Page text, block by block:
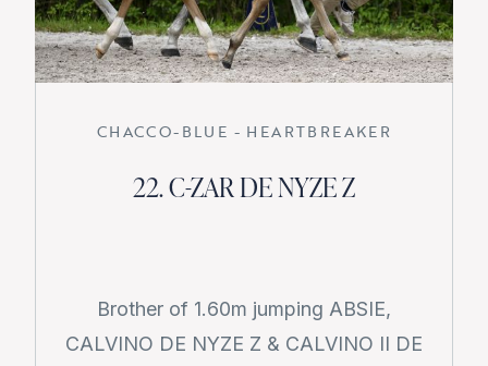
CHACCO-BLUE - HEARTBREAKER
22. C-ZAR DE NYZE Z
Brother of 1.60m jumping ABSIE,
CALVINO DE NYZE Z & CALVINO II DE